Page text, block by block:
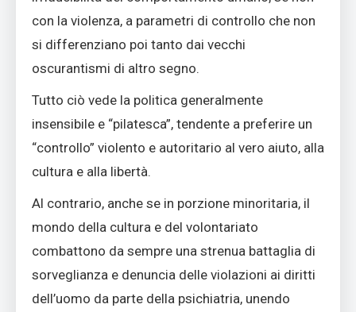
con la violenza, a parametri di controllo che non
si differenziano poi tanto dai vecchi
oscurantismi di altro segno.
Tutto ciò vede la politica generalmente
insensibile e “pilatesca”, tendente a preferire un
“controllo” violento e autoritario al vero aiuto, alla
cultura e alla libertà.
Al contrario, anche se in porzione minoritaria, il
mondo della cultura e del volontariato
combattono da sempre una strenua battaglia di
sorveglianza e denuncia delle violazioni ai diritti
dell’uomo da parte della psichiatria, unendo